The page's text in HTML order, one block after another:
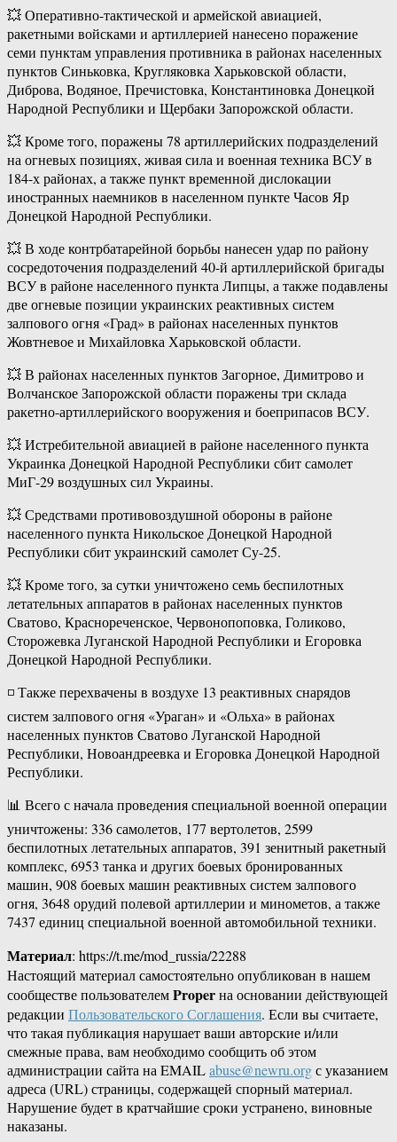
💥 Оперативно-тактической и армейской авиацией,
ракетными войсками и артиллерией нанесено поражение
семи пунктам управления противника в районах населенных
пунктов Синьковка, Кругляковка Харьковской области,
Диброва, Водяное, Пречистовка, Константиновка Донецкой
Народной Республики и Щербаки Запорожской области.
💥 Кроме того, поражены 78 артиллерийских подразделений
на огневых позициях, живая сила и военная техника ВСУ в
184-х районах, а также пункт временной дислокации
иностранных наемников в населенном пункте Часов Яр
Донецкой Народной Республики.
💥 В ходе контрбатарейной борьбы нанесен удар по району
сосредоточения подразделений 40-й артиллерийской бригады
ВСУ в районе населенного пункта Липцы, а также подавлены
две огневые позиции украинских реактивных систем
залпового огня «Град» в районах населенных пунктов
Жовтневое и Михайловка Харьковской области.
💥 В районах населенных пунктов Загорное, Димитрово и
Волчанское Запорожской области поражены три склада
ракетно-артиллерийского вооружения и боеприпасов ВСУ.
💥 Истребительной авиацией в районе населенного пункта
Украинка Донецкой Народной Республики сбит самолет
МиГ-29 воздушных сил Украины.
💥 Средствами противовоздушной обороны в районе
населенного пункта Никольское Донецкой Народной
Республики сбит украинский самолет Су-25.
💥 Кроме того, за сутки уничтожено семь беспилотных
летательных аппаратов в районах населенных пунктов
Сватово, Краснореченское, Червонопоповка, Голиково,
Сторожевка Луганской Народной Республики и Егоровка
Донецкой Народной Республики.
◽️ Также перехвачены в воздухе 13 реактивных снарядов
систем залпового огня «Ураган» и «Ольха» в районах
населенных пунктов Сватово Луганской Народной
Республики, Новоандреевка и Егоровка Донецкой Народной
Республики.
📊 Всего с начала проведения специальной военной операции
уничтожены: 336 самолетов, 177 вертолетов, 2599
беспилотных летательных аппаратов, 391 зенитный ракетный
комплекс, 6953 танка и других боевых бронированных
машин, 908 боевых машин реактивных систем залпового
огня, 3648 орудий полевой артиллерии и минометов, а также
7437 единиц специальной военной автомобильной техники.
Материал: https://t.me/mod_russia/22288
Настоящий материал самостоятельно опубликован в нашем
сообществе пользователемProperна основании действующей
редакции Пользовательского Соглашения. Если вы считаете,
что такая публикация нарушает ваши авторские и/или
смежные права, вам необходимо сообщить об этом
администрации сайта на EMAILabuse@newru.orgс указанием
адреса (URL) страницы, содержащей спорный материал.
Нарушение будет в кратчайшие сроки устранено, виновные
наказаны.